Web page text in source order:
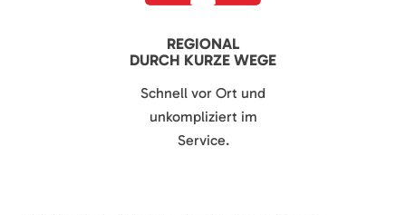
REGIONAL
DURCH KURZE WEGE
Schnell vor Ort und
unkompliziert im
Service.